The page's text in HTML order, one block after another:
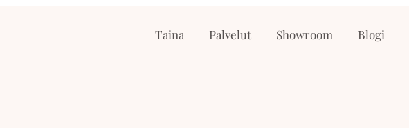
Taina Palvelut Showroom Blogi